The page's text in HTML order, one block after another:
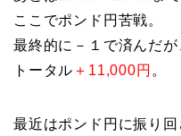
ここでポンド円苦戦。
最終的に－１で済んだが
トータル ＋11,000円 。
最近はポンド円に振り回